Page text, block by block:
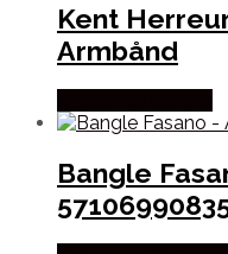
Kent
Armbånd
Bangle